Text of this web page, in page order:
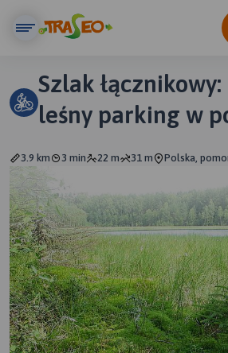
Szlak
leśny parking w
3.9 km 3 min 22 m 31 m Polska,